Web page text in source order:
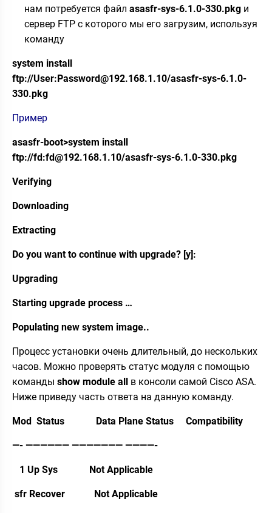
нам потребуется файл asasfr-sys-6.1.0-330.pkg и
сервер FTP с которого мы его загрузим, используя
команду
system install
ftp://User:Password@192.168.1.10/asasfr-sys-6.1.0-
330.pkg
Пример
asasfr-boot>system install
ftp://fd:fd@192.168.1.10/asasfr-sys-6.1.0-330.pkg
Verifying
Downloading
Extracting
Do you want to continue with upgrade? [y]:
Upgrading
Starting upgrade process …
Populating new system image..
Процесс установки очень длительный, до нескольких
часов. Можно проверять статус модуля с помощью
команды show module all в консоли самой Cisco ASA.
Ниже приведу часть ответа на данную команду.
Mod Status Data Plane Status Compatibility
—- —————— ——————— ————-
1 Up Sys Not Applicable
sfr Recover Not Applicable